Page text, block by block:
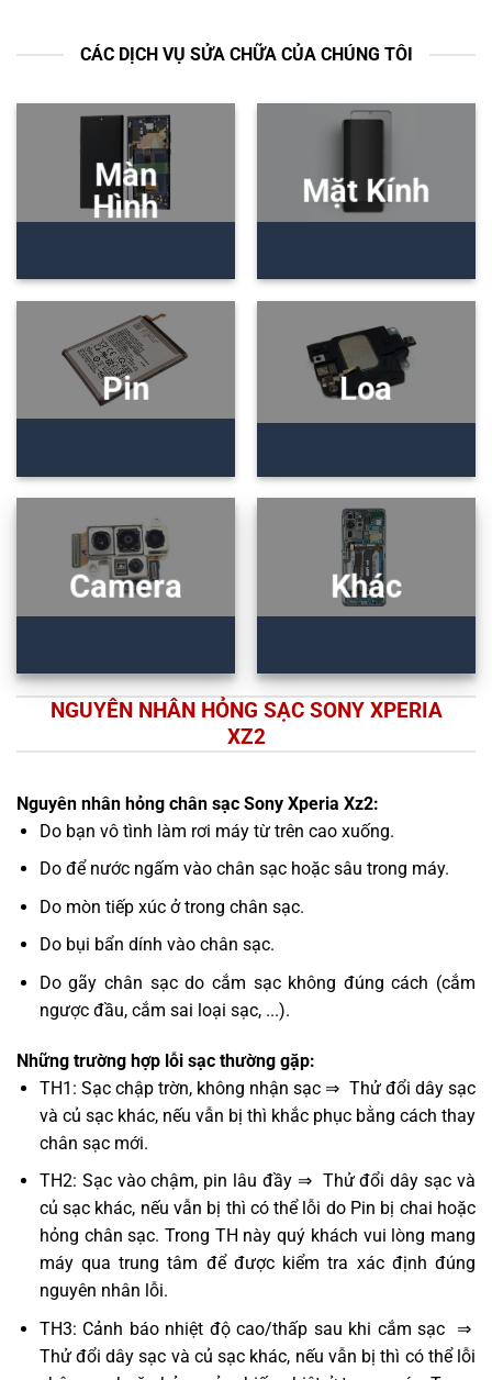
CÁC DỊCH VỤ SỬA CHỮA CỦA CHÚNG TÔI
Màn
Hình
Mặt Kính
Pin Loa
Camera Khác
NGUYÊN NHÂN HỎNG SẠC SONY XPERIA
XZ2
Nguyên nhân hỏng chân sạc Sony Xperia Xz2:
Do bạn vô tình làm rơi máy từ trên cao xuống.
Do để nước ngấm vào chân sạc hoặc sâu trong máy.
Do mòn tiếp xúc ở trong chân sạc.
Do bụi bẩn dính vào chân sạc.
Do gãy chân sạc do cắm sạc không đúng cách (cắm
ngược đầu, cắm sai loại sạc, ...).
Những trường hợp lỗi sạc thường gặp:
TH1: Sạc chập trờn, không nhận sạc ⇒ Thử đổi dây sạc
và củ sạc khác, nếu vẫn bị thì khắc phục bằng cách thay
chân sạc mới.
TH2: Sạc vào chậm, pin lâu đầy ⇒ Thử đổi dây sạc và
củ sạc khác, nếu vẫn bị thì có thể lỗi do Pin bị chai hoặc
hỏng chân sạc. Trong TH này quý khách vui lòng mang
máy qua trung tâm để được kiểm tra xác định đúng
nguyên nhân lỗi.
TH3: Cảnh báo nhiệt độ cao/thấp sau khi cắm sạc ⇒
Thử đổi dây sạc và củ sạc khác, nếu vẫn bị thì có thể lỗi